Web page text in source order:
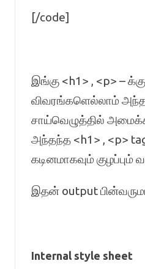
[/code]
இங்கு <h1> , <p> –
விவரங்களெல்லாம்
சாய்வெழுத்தில்
அந்தந்த <h1> , <p>
கடினமாகவும் குழப்பும்
இதன் output
Internal style sheet